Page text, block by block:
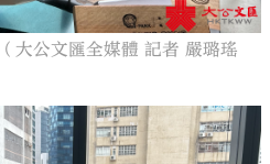
大公文匯全媒體 記者 嚴璐瑤